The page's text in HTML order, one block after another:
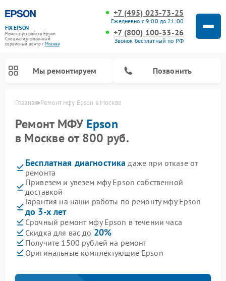
FIX-EPSON
Ремонт устройств Epson
Специализированный
cервисный центр г.Москва
+7 (495) 023-73-25
Ежедневно с 9:00 до 21:00
+7 (800) 100-33-26
Звонок бесплатный по РФ
Мы ремонтируем Позвонить
Главная Ремонт мфу Epson в Москве
Ремонт МФУ Epson
в Москве от 800 руб.
Бесплатная диагностика даже при отказе от
ремонта
Привезем и увезем мфу Epson собственной
доставкой
Гарантия на наши работы по ремонту мфу Epson
до 3-х лет
Срочный ремонт мфу Epson в течении часа
Скидка для вас до 20%
Получите 1500 рублей на ремонт
Оригинальные комплектующие Epson